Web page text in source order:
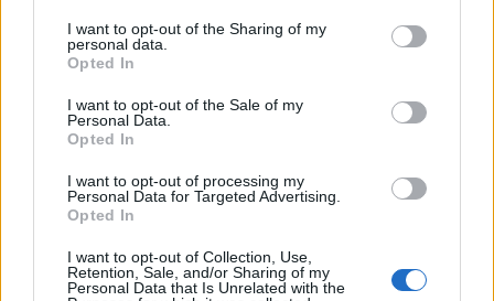
not limited to your visit or usage behaviour. You may click to
grant or deny consent to Google and its third-party tags to
use your data for below specified purposes in below Google
consent section.
I want to opt-out of the Sharing of my
personal data.
Opted In
I want to opt-out of the Sale of my
Personal Data.
Opted In
I want to opt-out of processing my
Personal Data for Targeted Advertising.
Opted In
I want to opt-out of Collection, Use,
Retention, Sale, and/or Sharing of my
Personal Data that Is Unrelated with the